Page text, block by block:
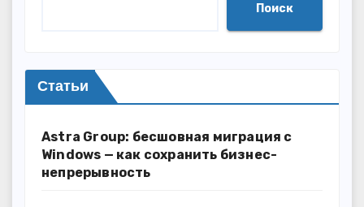
Поиск
Статьи
Astra Group: бесшовная миграция с
Windows — как сохранить бизнес-
непрерывность